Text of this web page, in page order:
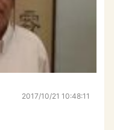
2017/10/21 10:48:11